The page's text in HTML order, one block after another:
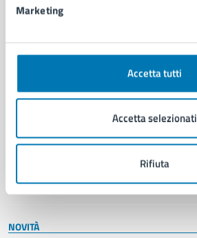
Marketing
Accetta tutti
Accetta selezionati
Rifiuta
Ambiente
Educazione e formazione
Giustizia e sicurezza pubblica
Salute, benessere e assistenza
Vita lavorativa
NOVITÀ